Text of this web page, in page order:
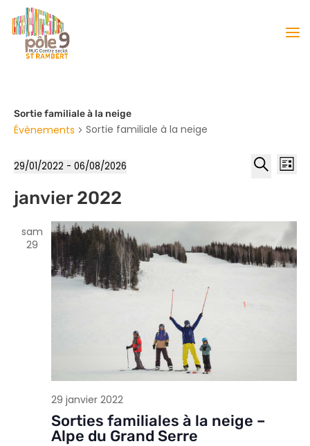
Sortie familiale à la neige
Évènements Sortie familiale à la neige
de
vues
de
Liste
29/01/2022 - 06/08/2026
une
date.
janvier 2022
sam
29
29 janvier 2022
Sorties familiales à la neige –
Alpe du Grand Serre